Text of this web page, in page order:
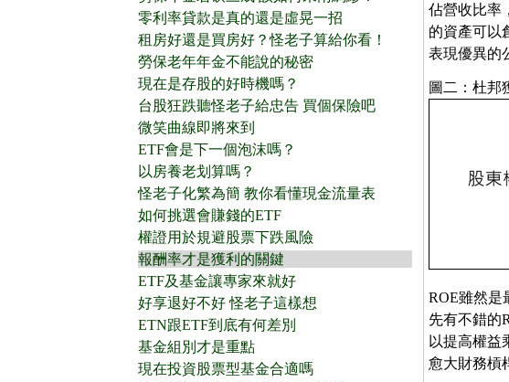
零利率貸款是真的還是虛晃一招
租房好還是買房好？怪老子算給你看！
勞保老年年金不能說的秘密
現在是存股的好時機嗎？
台股狂跌聽怪老子給忠告 買個保險吧
微笑曲線即將來到
ETF會是下一個泡沫嗎？
以房養老划算嗎？
怪老子化繁為簡 教你看懂現金流量表
如何挑選會賺錢的ETF
權證用於規避股票下跌風險
報酬率才是獲利的關鍵
ETF及基金讓專家來就好
好享退好不好 怪老子這樣想
ETN跟ETF到底有何差別
基金組別才是重點
現在投資股票型基金合適嗎
佔營收比率
的資產可以
表現優異的
圖二：杜邦
ROE雖然是
先有不錯的
以提高權益
愈大財務槓